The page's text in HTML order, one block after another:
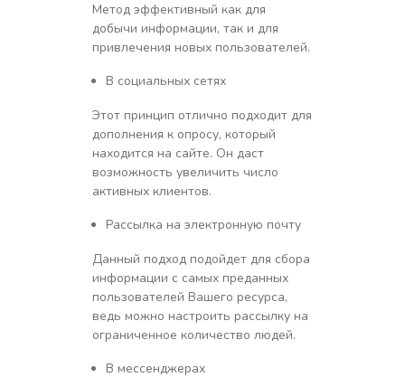
Метод эффективный как для
добычи информации, так и для
привлечения новых пользователей.
В социальных сетях
Этот принцип отлично подходит для
дополнения к опросу, который
находится на сайте. Он даст
возможность увеличить число
активных клиентов.
Рассылка на электронную почту
Данный подход подойдет для сбора
информации с самых преданных
пользователей Вашего ресурса,
ведь можно настроить рассылку на
ограниченное количество людей.
В мессенджерах